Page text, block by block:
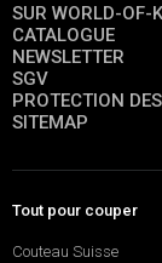
SUR WORLD-OF-
CATALOGUE
NEWSLETTER
SGV
PROTECTION
SITEMAP
Tout pour couper
Couteau Suisse